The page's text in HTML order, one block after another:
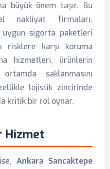
büyük önem taşır. Bu
nakliyat firmaları,
sigorta paketleri
risklere karşı koruma
hizmetleri, ürünlerin
saklanmasını
lojistik zincirinde
kritik bir rol oynar.
Hizmet
Ankara Sancaktepe